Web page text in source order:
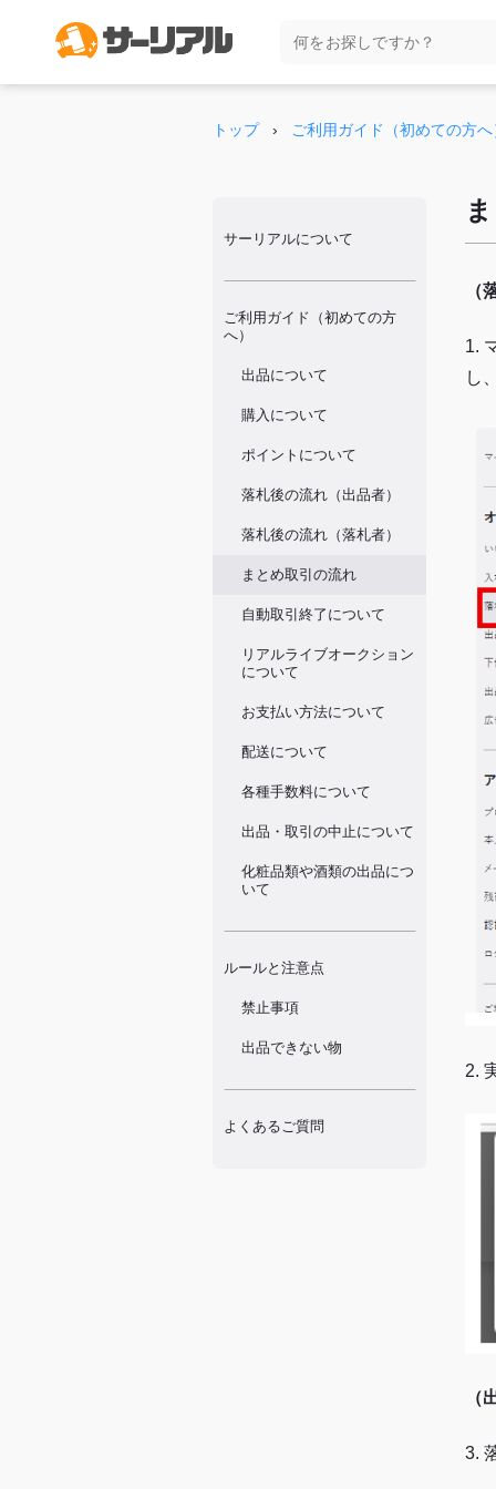
トップ › ご利用ガイド（初めての方へ
サーリアルについて
ご利用ガイド（初めての方
へ）
出品について
購入について
ポイントについて
落札後の流れ（出品者）
落札後の流れ（落札者）
まとめ取引の流れ
自動取引終了について
リアルライブオークション
について
お支払い方法について
配送について
各種手数料について
出品・取引の中止について
化粧品類や酒類の出品につ
いて
ルールと注意点
禁止事項
出品できない物
よくあるご質問
（
1.
し
2.
（
3.